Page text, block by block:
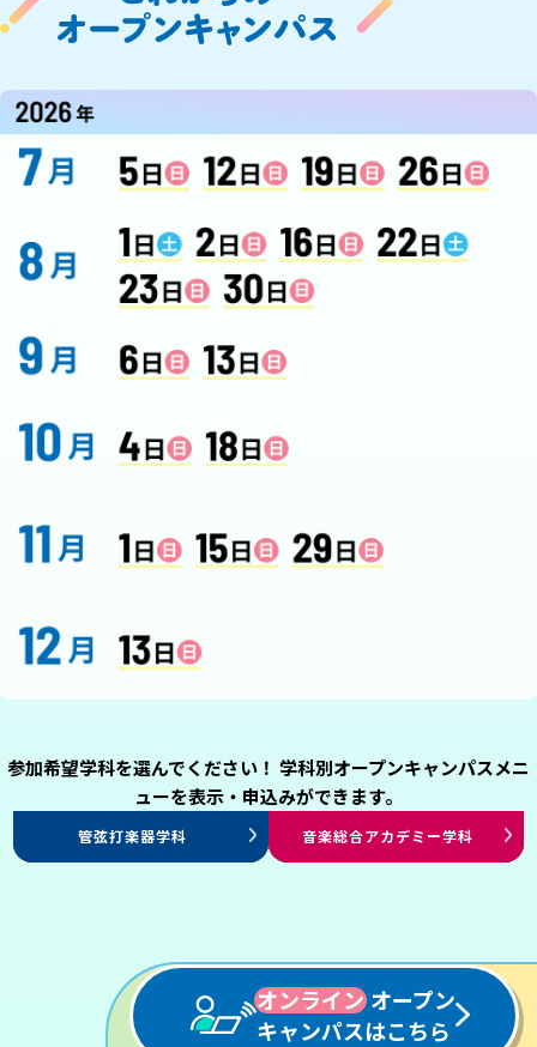
参加希望学科を選んでください！ 学科別オープンキャンパスメニ
ューを表示・申込みができます。
ヴォーカル学科 プロミュージシャン学科
アレンジ・作曲学科
プロダンサー専攻
パフォーミングアーツ学科
ミュージカル専攻
パフォーミングアーツ学科
声優俳優専攻
パフォーミングアーツ学科
演出・制作専攻
パフォーミングアーツ学科
エンタテインメント
スタッフ学科
エンタテインメントHR学科 ジャズ・ポピュラー学科
管弦打楽器学科 音楽総合アカデミー学科
オンライン オープン
キャンパスはこちら